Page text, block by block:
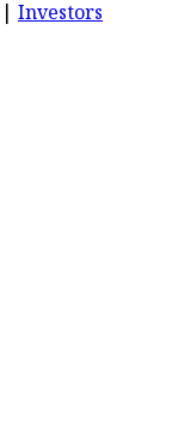
| Investors